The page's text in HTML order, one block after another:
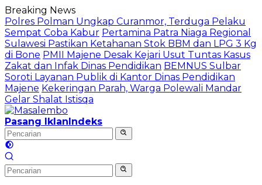
Langsung
ke
konten
Breaking News
Polres Polman Ungkap Curanmor, Terduga Pelaku
Sempat Coba Kabur Pertamina Patra Niaga Regional
Sulawesi Pastikan Ketahanan Stok BBM dan LPG 3 Kg
di Bone PMII Majene Desak Kejari Usut Tuntas Kasus
Zakat dan Infak Dinas Pendidikan BEMNUS Sulbar
Soroti Layanan Publik di Kantor Dinas Pendidikan
Majene Kekeringan Parah, Warga Polewali Mandar
Gelar Shalat Istisqa
Pasang IklanIndeks